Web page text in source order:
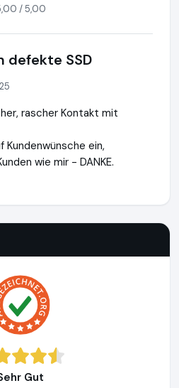
/ 5,00
defekte SSD
rascher Kontakt mit
ein,
wie mir - DANKE.
Gut